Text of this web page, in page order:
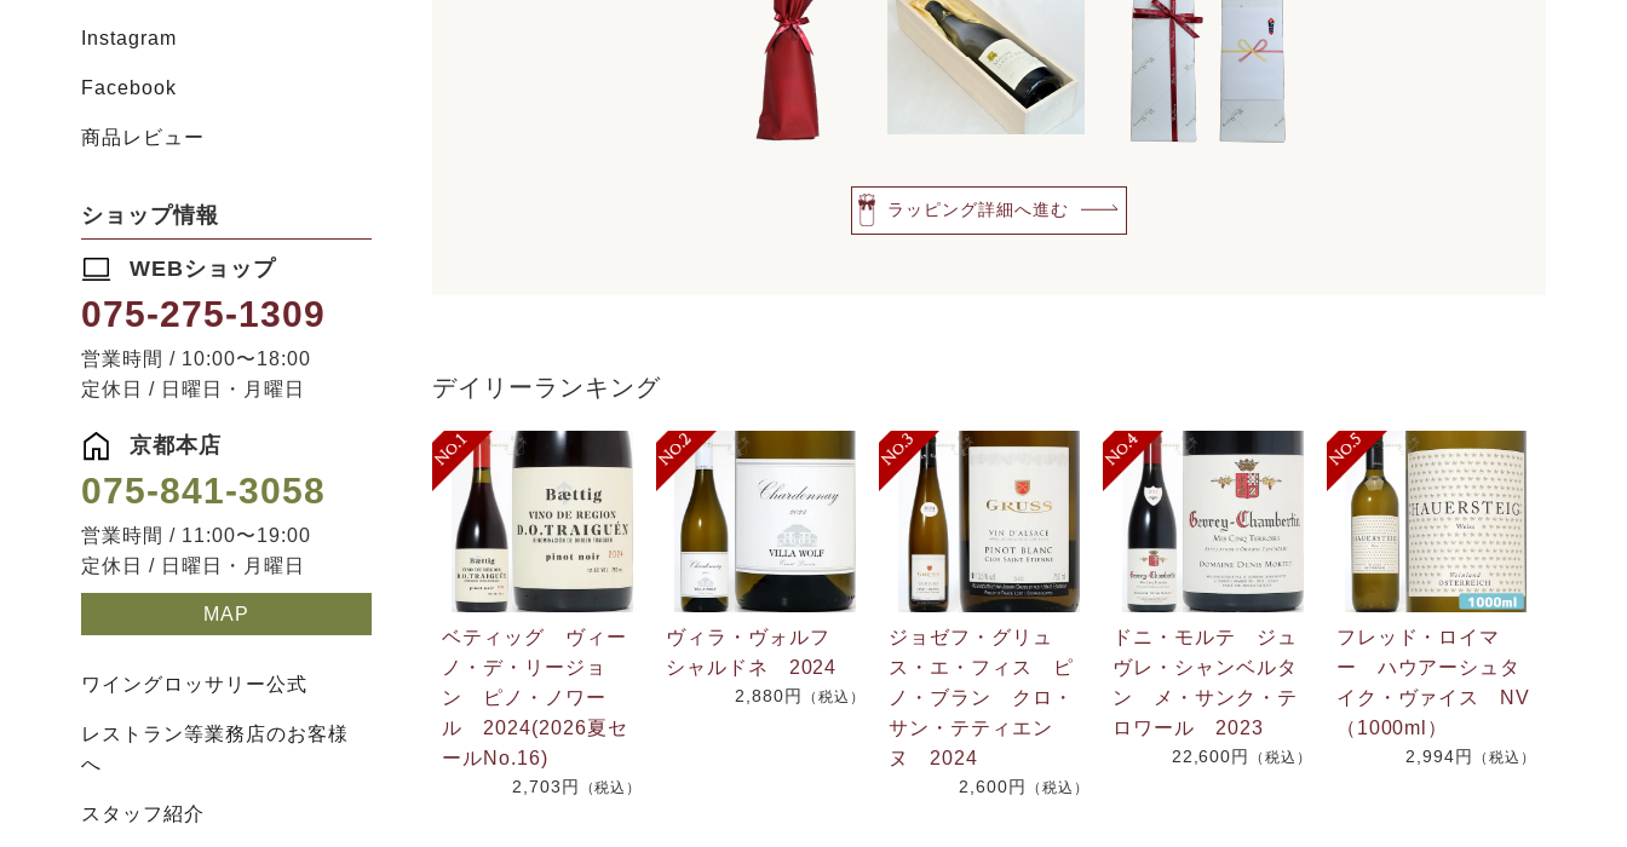
Instagram
Facebook
商品レビュー
ショップ情報
WEBショップ
075-275-1309
営業時間 / 10:00〜18:00
定休日 / 日曜日・月曜日
京都本店
075-841-3058
営業時間 / 11:00〜19:00
定休日 / 日曜日・月曜日
MAP
ワイングロッサリー公式
レストラン等業務店のお客様
へ
スタッフ紹介
ラッピング詳細へ進む
デイリーランキング
ベティッグ ヴィー
ノ・デ・リージョ
ン ピノ・ノワー
ル 2024(2026夏セ
ールNo.16)
2,703円 （税込）
ヴィラ・ヴォルフ
シャルドネ 2024
2,880円 （税込）
ジョゼフ・グリュ
ス・エ・フィス ピ
ノ・ブラン クロ・
サン・テティエン
ヌ 2024
2,600円 （税込）
ドニ・モルテ ジュ
ヴレ・シャンベルタ
ン メ・サンク・テ
ロワール 2023
22,600円 （税込）
フレッド・ロイマ
ー ハウアーシュタ
イク・ヴァイス NV
（1000ml）
2,994円 （税込）